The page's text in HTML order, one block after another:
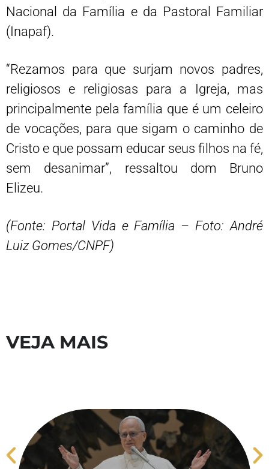
Nacional da Família e da Pastoral Familiar
(Inapaf).
“Rezamos para que surjam novos padres,
religiosos e religiosas para a Igreja, mas
principalmente pela família que é um celeiro
de vocações, para que sigam o caminho de
Cristo e que possam educar seus filhos na fé,
sem desanimar”, ressaltou dom Bruno
Elizeu.
(Fonte: Portal Vida e Família – Foto: André
Luiz Gomes/CNPF)
VEJA MAIS